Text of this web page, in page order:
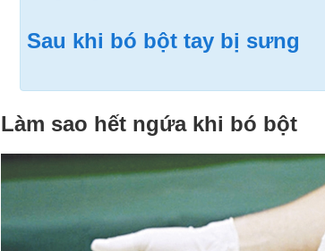
Sau khi bó bột tay bị sưng
Làm sao hết ngứa khi bó bột